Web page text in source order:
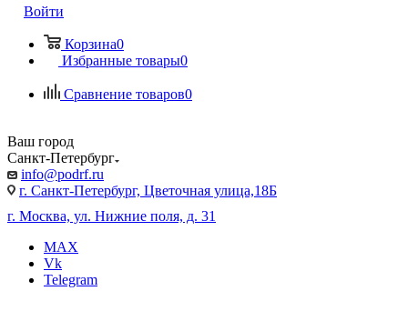
Войти
Корзина0
Избранные товары0
Сравнение товаров0
Ваш город
Санкт-Петербург
info@podrf.ru
г. Санкт-Петербург, Цветочная улица,18Б
г. Москва, ул. Нижние поля, д. 31
MAX
Vk
Telegram